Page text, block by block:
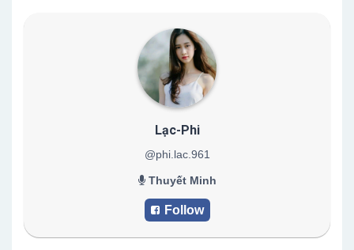
Lạc-Phi
@phi.lac.961
Thuyết Minh
Follow